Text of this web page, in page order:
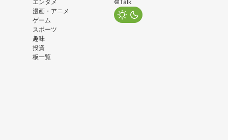
エンタメ
漫画・アニメ
ゲーム
スポーツ
趣味
投資
板一覧
©Talk